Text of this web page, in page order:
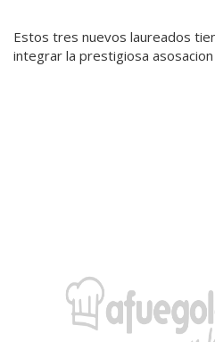
Estos tres nuevos laureados
integrar la prestigiosa